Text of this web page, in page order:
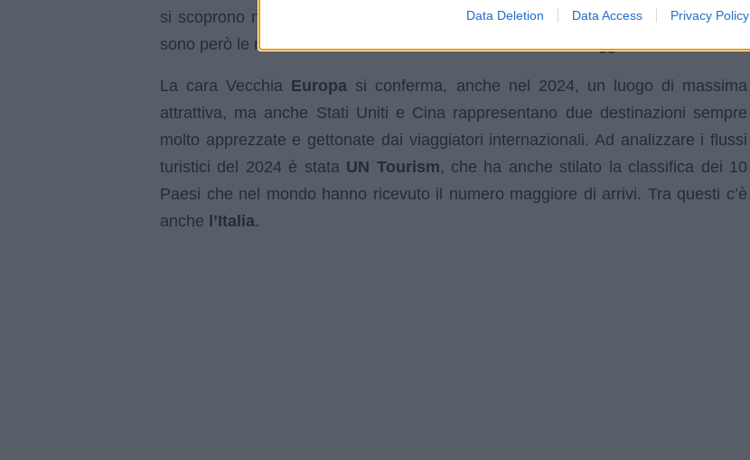
Data Deletion Data Access Privacy Policy
si scoprono nuove culture, nuove usanze, nuovi cibi e tanto, tanto di più. Quali
sono però le mete che nel mondo riscuotono il
La cara Vecchia Europa si conferma, anche nel 2024, un luogo di massima
attrattiva, ma anche Stati Uniti e Cina rappresentano due destinazioni sempre
molto apprezzate e gettonate dai viaggiatori internazionali. Ad analizzare i flussi
turistici del 2024 è stata UN Tourism, che ha anche stilato la classifica dei 10
Paesi che nel mondo hanno ricevuto il numero maggiore di arrivi. Tra questi c’è
anche l’Italia.